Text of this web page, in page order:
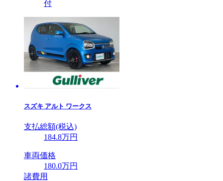
付
スズキ アルト ワークス
支払総額(税込)
184.8万円
車両価格
180.0万円
諸費用